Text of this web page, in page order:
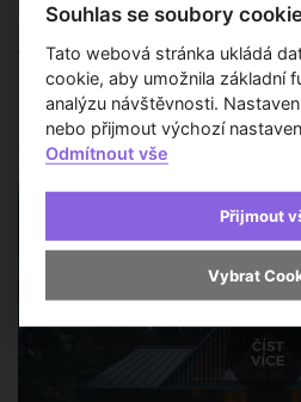
Fakultní nemocnice Plzeň uzavřela
výsledky hospodaření a zároveň
investic ve své historii. Už v roce
nového pavilonu chirurgických
kapacity nemocnice a umožní
celém regionu.
Architektura a urbanismus
Souhlas se soubory
Tato webová stránka ukládá
cookie, aby umožnila základní
analýzu návštěvnosti.
nebo přijmout výchozí
Odmítnout vše
Přijmout
Vybrat